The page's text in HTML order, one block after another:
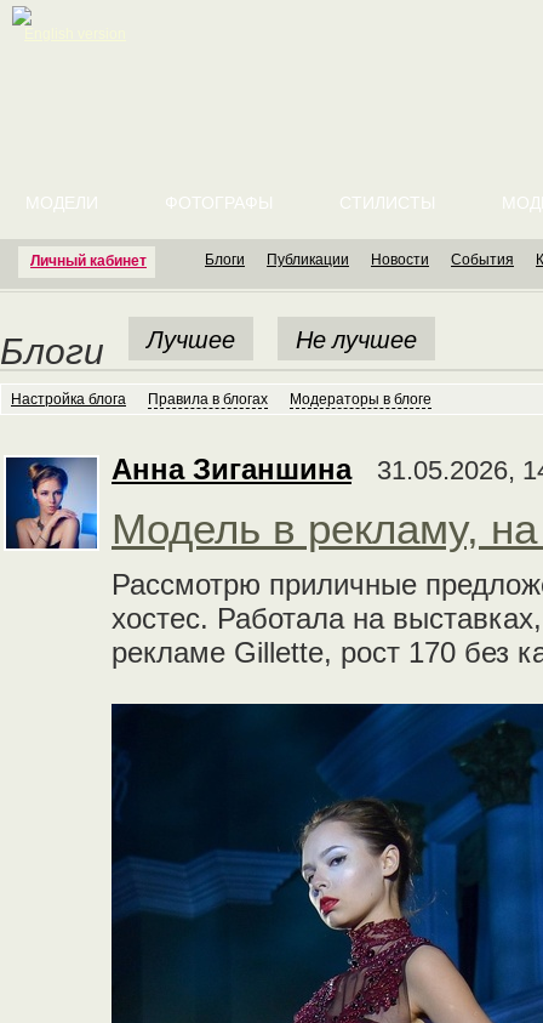
Личный кабинет
МОДЕЛИ ФОТОГРАФЫ СТИЛИСТЫ
Блоги Публикации Новости События
Блоги Лучшее Не лучшее
Настройка блога Правила в блогах Модераторы в блоге
Анна Зиганшина 31.05.2026,
Модель в рекламу,
Рассмотрю приличные
хостес. Работала на
рекламе Gillette, рост 170 без